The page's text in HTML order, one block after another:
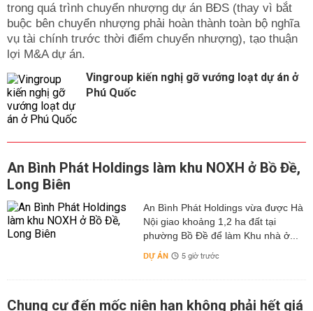
trong quá trình chuyển nhượng dự án BĐS (thay vì bắt
buộc bên chuyển nhượng phải hoàn thành toàn bộ nghĩa
vụ tài chính trước thời điểm chuyển nhượng), tạo thuận
lợi M&A dự án.
Vingroup kiến nghị gỡ vướng loạt dự án ở
Phú Quốc
An Bình Phát Holdings làm khu NOXH ở Bồ Đề,
Long Biên
An Bình Phát Holdings vừa được Hà
Nội giao khoảng 1,2 ha đất tại
phường Bồ Đề để làm Khu nhà ở...
DỰ ÁN 5 giờ trước
Chung cư đến mốc niên hạn không phải hết giá